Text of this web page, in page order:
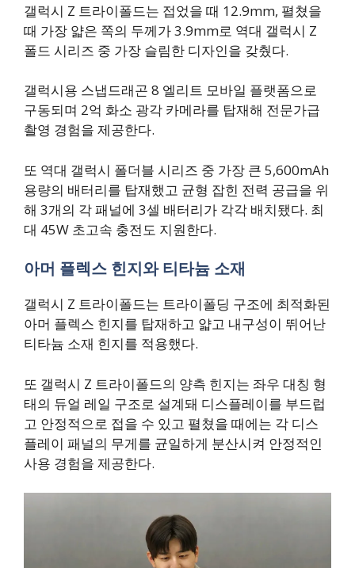
갤럭시 Z 트라이폴드는 접었을 때 12.9mm, 펼쳤을
때 가장 얇은 쪽의 두께가 3.9mm로 역대 갤럭시 Z
폴드 시리즈 중 가장 슬림한 디자인을 갖췄다.
갤럭시용 스냅드래곤 8 엘리트 모바일 플랫폼으로
구동되며 2억 화소 광각 카메라를 탑재해 전문가급
촬영 경험을 제공한다.
또 역대 갤럭시 폴더블 시리즈 중 가장 큰 5,600mAh
용량의 배터리를 탑재했고 균형 잡힌 전력 공급을 위
해 3개의 각 패널에 3셀 배터리가 각각 배치됐다. 최
대 45W 초고속 충전도 지원한다.
아머 플렉스 힌지와 티타늄 소재
갤럭시 Z 트라이폴드는 트라이폴딩 구조에 최적화된
아머 플렉스 힌지를 탑재하고 얇고 내구성이 뛰어난
티타늄 소재 힌지를 적용했다.
또 갤럭시 Z 트라이폴드의 양측 힌지는 좌우 대칭 형
태의 듀얼 레일 구조로 설계돼 디스플레이를 부드럽
고 안정적으로 접을 수 있고 펼쳤을 때에는 각 디스
플레이 패널의 무게를 균일하게 분산시켜 안정적인
사용 경험을 제공한다.